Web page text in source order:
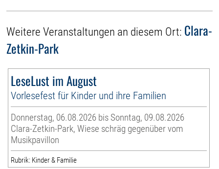
Weitere Veranstaltungen an diesem Ort: Clara-
Zetkin-Park
LeseLust im August
Vorlesefest für Kinder und ihre Familien
Donnerstag, 06.08.2026 bis Sonntag, 09.08.2026
Clara-Zetkin-Park, Wiese schräg gegenüber vom
Musikpavillon
Rubrik: Kinder & Familie